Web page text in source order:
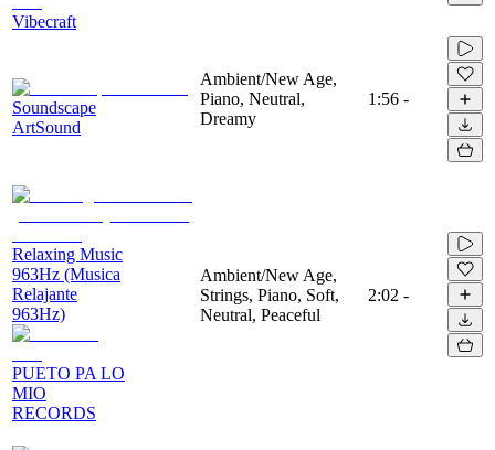
Vibecraft
Soundscape
ArtSound
Ambient/New Age,
Piano, Neutral,
Dreamy
1:56 -
Relaxing Music
963Hz (Musica
Relajante
963Hz)
PUETO PA LO
MIO
RECORDS
Ambient/New Age,
Strings, Piano, Soft,
Neutral, Peaceful
2:02 -